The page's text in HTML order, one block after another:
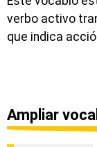
verbo activo
que indica
Ampliar